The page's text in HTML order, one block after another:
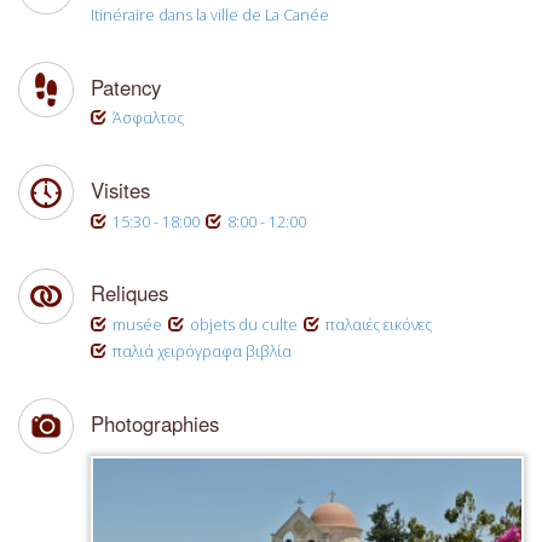
Itinéraire dans la ville de La Canée
Patency
Άσφαλτος
Visites
15:30 - 18:00 8:00 - 12:00
Reliques
musée objets du culte
παλαιές εικόνες
παλιά χειρόγραφα βιβλία
Photographies